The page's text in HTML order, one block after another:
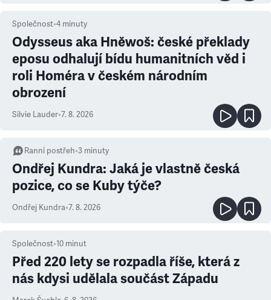
Společnost•4 minuty
Odysseus aka Hněwoš: české překlady
eposu odhalují bídu humanitních věd i
roli Homéra v českém národním
obrození
Silvie Lauder•7. 8. 2026
Ranní postřeh•3 minuty
Ondřej Kundra: Jaká je vlastně česká
pozice, co se Kuby týče?
Ondřej Kundra•7. 8. 2026
Společnost•10 minut
Před 220 lety se rozpadla říše, která z
nás kdysi udělala součást Západu